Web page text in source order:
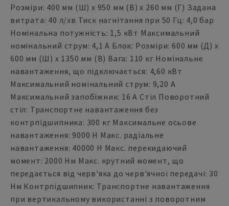
Розміри: 400 мм (Ш) x 950 мм (В) x 260 мм (Г) Задана
витрата: 40 л/хв Тиск нагнітання при 50 Гц: 4,0 бар
Номінальна потужність: 1,5 кВт Максимальний
номінальний струм: 4,1 А Блок: Розміри: 600 мм (Д) x
600 мм (Ш) x 1350 мм (В) Вага: 110 кг Номінальне
навантаження, що підключається: 4,60 кВт
Максимальний номінальний струм: 9,20 А
Максимальний запобіжник: 16 А Стіл Поворотний
стіл: Транспортне навантаження без
контрпідшипника: 300 кг Максимальне осьове
навантаження: 9000 Н Макс. радіальне
навантаження: 40000 Н Макс. перекидаючий
момент: 2000 Нм Макс. крутний момент, що
передається від черв'яка до черв'ячної передачі: 30
Нм Контрпідшипник: Транспортне навантаження
при вертикальному використанні з поворотним